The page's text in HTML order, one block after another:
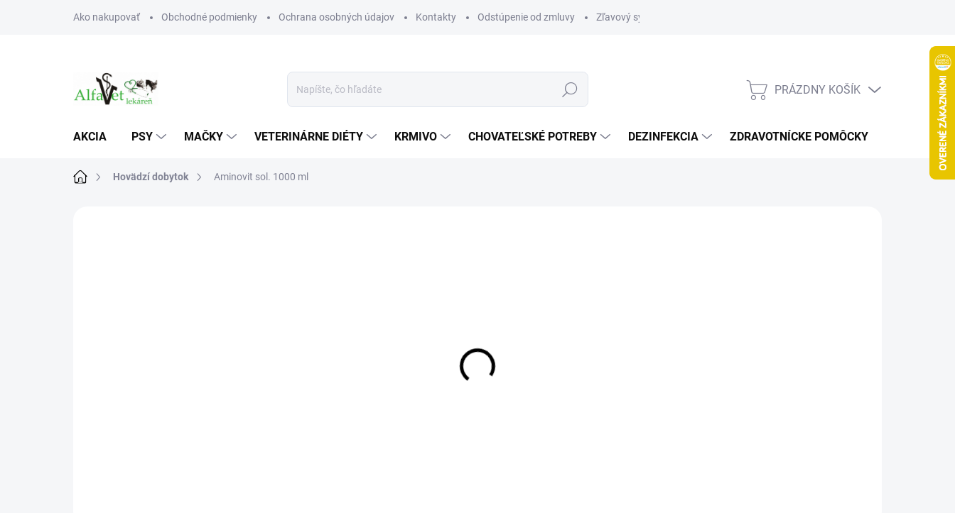
Ako nakupovať Obchodné podmienky Ochrana osobných údajov Kontakty Odstúpenie od zmluvy Zľavový systém
Hľadať
NÁKUPNÝ
PRÁZDNY KOŠÍK
AKCIA PSY MAČKY VETERINÁRNE DIÉTY KRMIVO CHOVATEĽSKÉ POTREBY DEZINFEKCIA ZDRAVOTNÍCKE POMÔCKY
DomovHovädzí dobytok Aminovit sol. 1000 ml
DETAILNÉ INFORMÁCIE